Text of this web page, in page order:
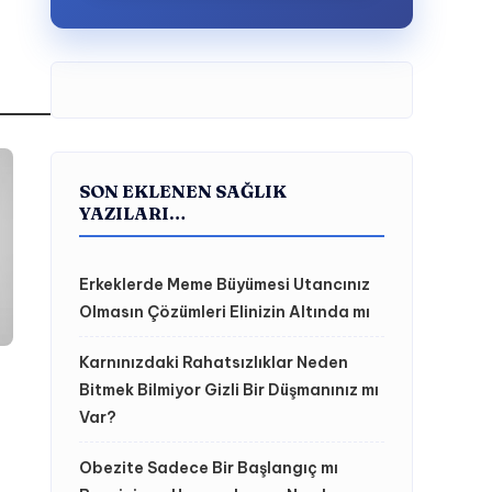
SON EKLENEN SAĞLIK
YAZILARI…
Erkeklerde Meme Büyümesi Utancınız
Olmasın Çözümleri Elinizin Altında mı
Karnınızdaki Rahatsızlıklar Neden
Bitmek Bilmiyor Gizli Bir Düşmanınız mı
Var?
Obezite Sadece Bir Başlangıç mı